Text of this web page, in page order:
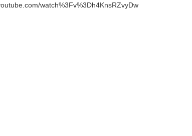
watch%3Fv%3Dh4KnsRZvyDw